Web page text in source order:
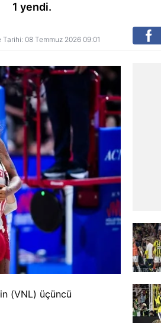
1 yendi.
08 Temmuz 2026 09:01
(VNL) üçüncü